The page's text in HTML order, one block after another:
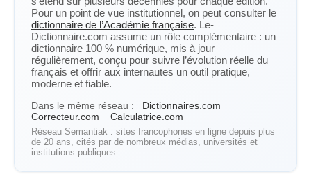
Pour un point de vue institutionnel, on peut consulter le
dictionnaire de l’Académie française. Le-
Dictionnaire.com assume un rôle complémentaire : un
dictionnaire 100 % numérique, mis à jour
régulièrement, conçu pour suivre l’évolution réelle du
français et offrir aux internautes un outil pratique,
moderne et fiable.
Dans le même réseau :
Dictionnaires.com
Correcteur.com
Calculatrice.com
Réseau Semantiak : sites francophones en ligne depuis plus
de 20 ans, cités par de nombreux médias, universités et
institutions publiques.